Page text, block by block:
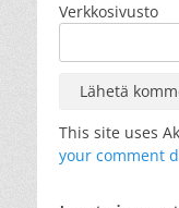
Verkkosivusto
This site uses
your comment